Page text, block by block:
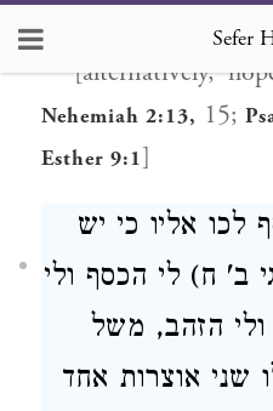
Sefer
versions of the text
***[alternatively,
Nehemiah 2:13, 15;
Esther 9:1]
לכו אליו כי יש
ב' ח) לי הכסף ולי
הזהב, משל
אוצרות אחד